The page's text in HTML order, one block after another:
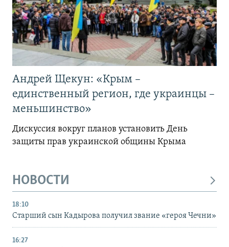
Андрей Щекун: «Крым –
единственный регион, где украинцы –
меньшинство»
Дискуссия вокруг планов установить День
защиты прав украинской общины Крыма
НОВОСТИ
18:10
Старший сын Кадырова получил звание «героя Чечни»
16:27